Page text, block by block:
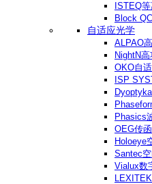
ISTEQ
Block
自适应光学
ALPAO
NightN
OKO自
ISP
Phasics
OEG传
Holoeye
Santec
Vialux数